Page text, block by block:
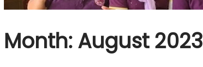
Month: August 2023